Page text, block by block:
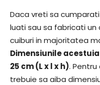
Daca vreti sa
luati sau sa fabricati un
cuiburi in majoritatea
Dimensiunile acestuia
25 cm (L x l x h).
trebuie sa aiba